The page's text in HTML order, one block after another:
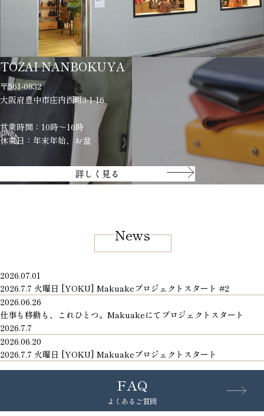
TOZAI NANBOKUYA
〒561-0832
大阪府豊中市庄内西町3-1-16
営業時間：10時～16時
休業日：年末年始、お盆
詳しく見る
News
2026.07.01
2026.7.7 火曜日 [YOKU] Makuakeプロジェクトスタート #2
2026.06.26
仕事も移動も、これひとつ。Makuakeにてプロジェクトスタート
2026.7.7
2026.06.20
2026.7.7 火曜日 [YOKU] Makuakeプロジェクトスタート
FAQ
よくあるご質問